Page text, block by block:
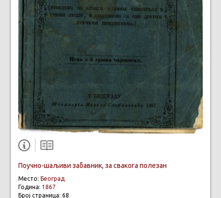
Поучно-шаљиви забавник, за свакога полезан
Место: Београд
Година: 1867
Број страница: 68